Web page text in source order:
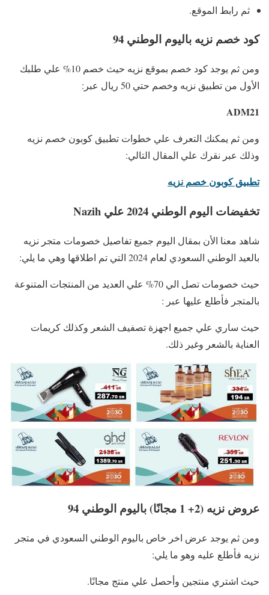
ثم رابط الموقع.
كود خصم نزيه باليوم الوطني 94
ومن ثم يوجد كود خصم بموقع نزيه حيث خصم 10% علي طلبك
الأول من تطبيق نزيه وخصم حتي 50 ريال عبر:
ADM21
ومن ثم يمكنك التعرف علي خطوات تطبيق كوبون خصم نزيه
وذلك عبر نقرك علي المقال التالي:
تطبيق كوبون خصم نزيه
تخفيضات اليوم الوطني 2024 علي Nazih
شاهد معنا الأن بمقال اليوم جميع تفاصيل خصومات متجر نزيه
بالعيد الوطني السعودي لعام 2024 التي تم اطلاقها وهي ما يلي:
حيث خصومات تصل الي 70% علي العديد من المنتجات المتنوعة
بالمتجر فأطلع عليها عبر :
حيث ساري علي جميع اجهزة تصفيف الشعر وكذلك كريمات
العناية بالشعر وغير ذلك.
عروض نزيه (2+ 1 مجانًا) باليوم الوطني 94
ومن ثم يوجد عرض اخر خاص باليوم الوطني السعودي في متجر
نزيه فأطلع عليه وهو ما يلي:
حيث اشتري منتجين وأحصل علي منتج مجانًا.